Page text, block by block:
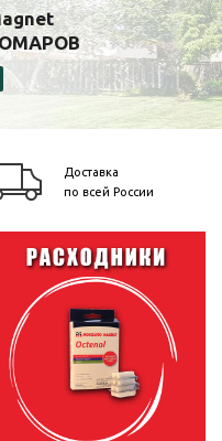
Доставка
по всей России